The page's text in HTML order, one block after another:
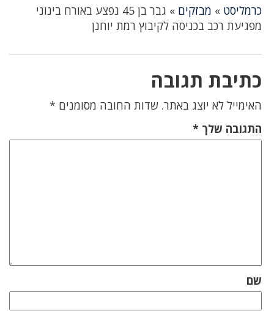
כרמליסט » מבזקים »
גבר בן 45 נפצע באורח בינוני
מפגיעת רכב בכניסה לקיבוץ רמת יוחנן
כתיבת תגובה
האימייל לא יוצג באתר. שדות החובה מסומנים *
התגובה שלך *
שם